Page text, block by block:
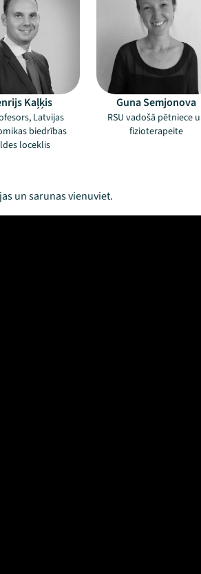
Kaļķis
Latvijas
biedrības
loceklis
Guna Semjonova
RSU vadošā pētniece
fizioterapeite
un sarunas vienuviet.